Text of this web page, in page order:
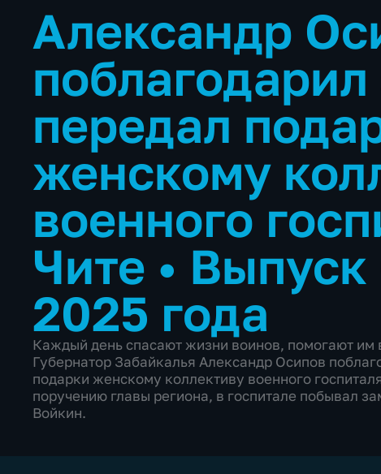
Александр
поблагодарил
передал
женскому
военного
Чите • Выпуск
2025 года
Каждый день спасают жизни воинов, помогают им
Губернатор Забайкалья Александр Осипов
подарки женскому коллективу военного
поручению главы региона, в госпитале побывал
Войкин.